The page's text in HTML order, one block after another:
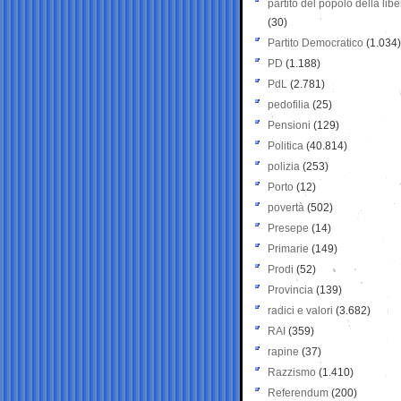
partito del popolo della
(30)
Partito Democratico (1.034)
PD (1.188)
PdL (2.781)
pedofilia (25)
Pensioni (129)
Politica (40.814)
polizia (253)
Porto (12)
povertà (502)
Presepe (14)
Primarie (149)
Prodi (52)
Provincia (139)
radici e valori (3.682)
RAI (359)
rapine (37)
Razzismo (1.410)
Referendum (200)